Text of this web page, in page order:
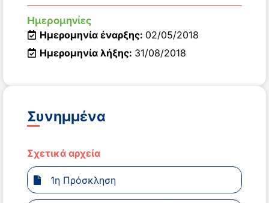
Ημερομηνίες
Ημερομηνία έναρξης: 02/05/2018
Ημερομηνία λήξης: 31/08/2018
Συνημμένα
Σχετικά αρχεία
1η Πρόσκληση